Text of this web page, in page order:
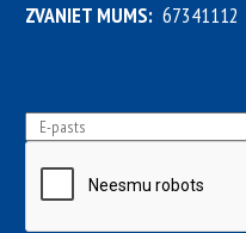
ZVANIET MUMS: 67341112